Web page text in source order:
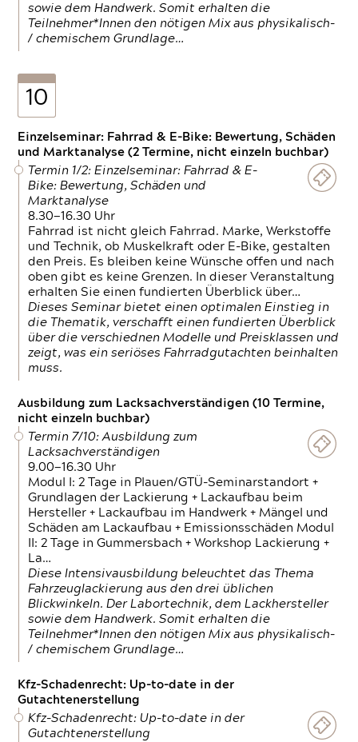
sowie dem Handwerk. Somit erhalten die
Teilnehmer*Innen den nötigen Mix aus physikalisch-
/ chemischem Grundlage…
10
Einzelseminar: Fahrrad & E-Bike: Bewertung, Schäden
und Marktanalyse (2 Termine, nicht einzeln buchbar)
Termin 1/2: Einzelseminar: Fahrrad & E-
Bike: Bewertung, Schäden und
Marktanalyse
8.30—16.30 Uhr
Fahrrad ist nicht gleich Fahrrad. Marke, Werkstoffe
und Technik, ob Muskelkraft oder E-Bike, gestalten
den Preis. Es bleiben keine Wünsche offen und nach
oben gibt es keine Grenzen. In dieser Veranstaltung
erhalten Sie einen fundierten Überblick über…
Dieses Seminar bietet einen optimalen Einstieg in
die Thematik, verschafft einen fundierten Überblick
über die verschiednen Modelle und Preisklassen und
zeigt, was ein seriöses Fahrradgutachten beinhalten
muss.
Ausbildung zum Lacksachverständigen (10 Termine,
nicht einzeln buchbar)
Termin 7/10: Ausbildung zum
Lacksachverständigen
9.00—16.30 Uhr
Modul I: 2 Tage in Plauen/GTÜ-Seminarstandort +
Grundlagen der Lackierung + Lackaufbau beim
Hersteller + Lackaufbau im Handwerk + Mängel und
Schäden am Lackaufbau + Emissionsschäden Modul
II: 2 Tage in Gummersbach + Workshop Lackierung +
La…
Diese Intensivausbildung beleuchtet das Thema
Fahrzeuglackierung aus den drei üblichen
Blickwinkeln. Der Labortechnik, dem Lackhersteller
sowie dem Handwerk. Somit erhalten die
Teilnehmer*Innen den nötigen Mix aus physikalisch-
/ chemischem Grundlage…
Kfz-Schadenrecht: Up-to-date in der
Gutachtenerstellung
Kfz-Schadenrecht: Up-to-date in der
Gutachtenerstellung